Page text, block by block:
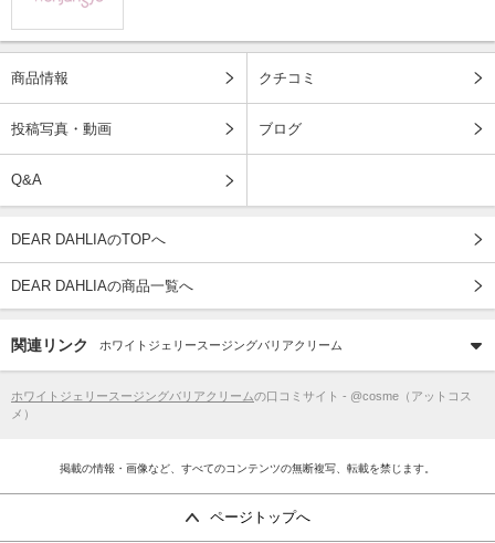
商品情報 クチコミ
投稿写真・動画 ブログ
Q&A
DEAR DAHLIAのTOPへ
DEAR DAHLIAの商品一覧へ
関連リンク ホワイトジェリースージングバリアクリーム
ホワイトジェリースージングバリアクリームの口コミサイト - @cosme（アットコス
メ）
掲載の情報・画像など、すべてのコンテンツの無断複写、転載を禁じます。
ページトップへ